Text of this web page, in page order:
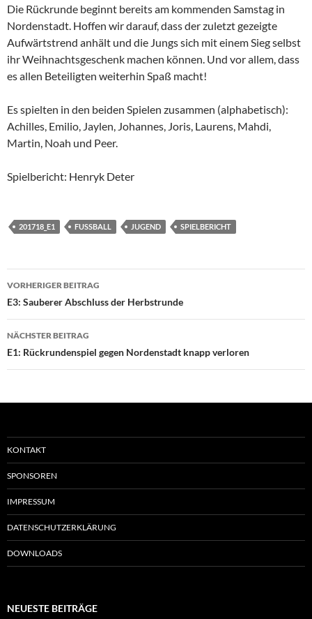
Die Rückrunde beginnt bereits am kommenden Samstag in
Nordenstadt. Hoffen wir darauf, dass der zuletzt gezeigte
Aufwärtstrend anhält und die Jungs sich mit einem Sieg selbst
ihr Weihnachtsgeschenk machen können. Und vor allem, dass
es allen Beteiligten weiterhin Spaß macht!
Es spielten in den beiden Spielen zusammen (alphabetisch):
Achilles, Emilio, Jaylen, Johannes, Joris, Laurens, Mahdi,
Martin, Noah und Peer.
Spielbericht: Henryk Deter
201718_E1 FUSSBALL JUGEND SPIELBERICHT
Beitragsnavigation
VORHERIGER BEITRAG
E3: Sauberer Abschluss der Herbstrunde
NÄCHSTER BEITRAG
E1: Rückrundenspiel gegen Nordenstadt knapp verloren
KONTAKT
SPONSOREN
IMPRESSUM
DATENSCHUTZERKLÄRUNG
DOWNLOADS
NEUESTE BEITRÄGE